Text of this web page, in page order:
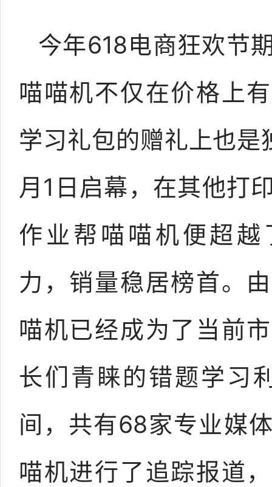
今年618电商狂欢节
喵喵机不仅在价格上
学习礼包的赠礼上也是
月1日启幕，在其他打
作业帮喵喵机便超越
力，销量稳居榜首。
喵机已经成为了当前
长们青睐的错题学习
间，共有68家专业媒
喵机进行了追踪报道